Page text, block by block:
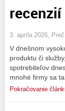
recenzií
3. apríla 2026,
V dnešnom
produktu či
spotrebiteľov
mnohé firmy sa
Pokračovanie